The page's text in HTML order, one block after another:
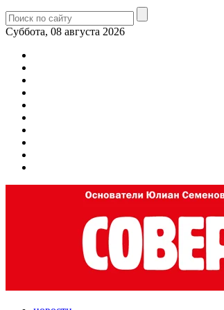
Суббота, 08 августа 2026